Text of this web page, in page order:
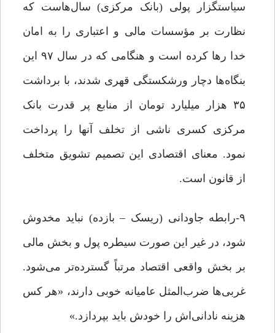
سیاستگزار پولی (بانک مرکزی) سال‌هاست که
نظارت بر مؤسسات مالی و اعتباری را به امان
خدا رها کرده است و هنگامی که در سال ۹۷ این
بنگاه‌ها دچار ورشکستگی قهری ‌شدند، با برداشت
۳۵ هزار میلیارد تومان از منابع پر قدرت بانک
مرکزی کسری ناشی از تخلف آنها را پرداخت
نمود. معنای اقتصادی این تصمیم تشویق متخلف
از قانون است.
۹-رابطه جاودانی (ریسک – بازده) نباید مخدوش
شود، در غیر این صورت سیطره پول و بخش مالی
بر بخش واقعی اقتصاد مرتباً گسترده‌تر می‌شود.
غربی‌ها ضرب‌المثل عامیانه خوبی دارند، «هر کس
هزینه نادانی‌اش را خودش باید بپردازد.»